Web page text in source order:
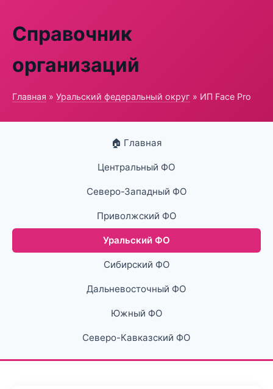
Справочник
организаций
Главная » Уральский федеральный округ » ИП Face Pro
🏠 Главная
Центральный ФО
Северо-Западный ФО
Приволжский ФО
Уральский ФО
Сибирский ФО
Дальневосточный ФО
Южный ФО
Северо-Кавказский ФО